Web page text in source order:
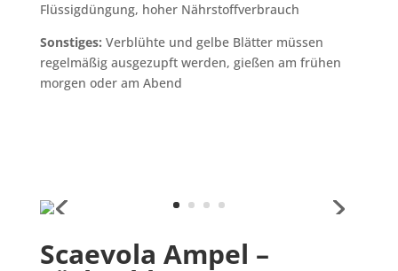
Flüssigdüngung, hoher Nährstoffverbrauch
Sonstiges: Verblühte und gelbe Blätter müssen
regelmäßig ausgezupft werden, gießen am frühen
morgen oder am Abend
Scaevola Ampel –